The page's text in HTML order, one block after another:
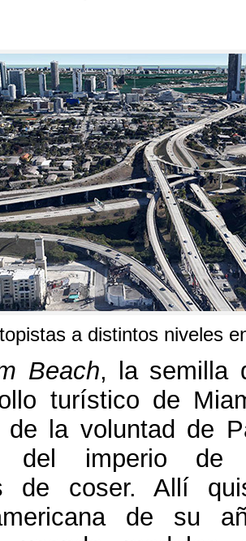
a distintos niveles
Beach,
la semilla
turístico de
de la voluntad de
del imperio de
de coser.Allí
de su